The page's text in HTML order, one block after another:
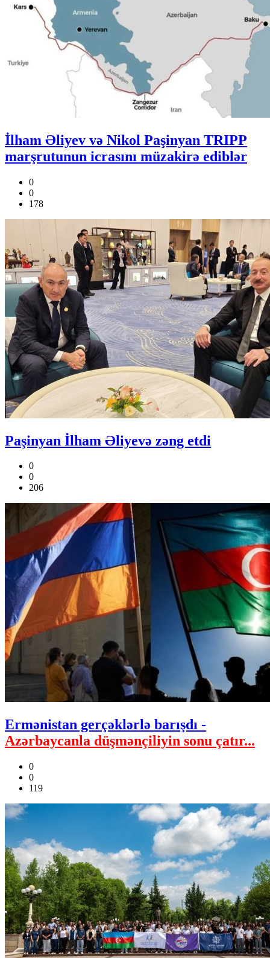
İlham Əliyev və Nikol Paşinyan TRIPP
marşrutunun icrasını müzakirə ediblər
0
0
178
Paşinyan İlham Əliyevə zəng etdi
0
0
206
Ermənistan gerçəklərlə barışdı -
Azərbaycanla düşmənçiliyin sonu çatır...
0
0
119